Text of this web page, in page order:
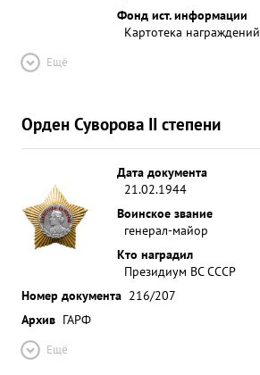
Фонд ист. информации
Картотека награждений
Ещё
Орден Суворова II степени
Дата документа
21.02.1944
Воинское звание
генерал-майор
Кто наградил
Президиум ВС СССР
Номер документа 216/207
Архив ГАРФ
Ещё